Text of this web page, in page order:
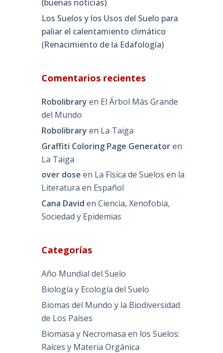
(buenas noticias)
Los Suelos y los Usos del Suelo para
paliar el calentamiento climático
(Renacimiento de la Edafología)
Comentarios recientes
Robolibrary en El Árbol Más Grande
del Mundo
Robolibrary en La Taiga
Graffiti Coloring Page Generatoren
La Taiga
over dose en La Física de Suelos en la
Literatura en Español
Cana David enCiencia, Xenofobia,
Sociedad y Epidemias
Categorías
Año Mundial del Suelo
Biología y Ecología del Suelo
Biomas del Mundo y la Biodiversidad
de Los Países
Biomasa y Necromasa en los Suelos:
Raíces y Materia Orgánica